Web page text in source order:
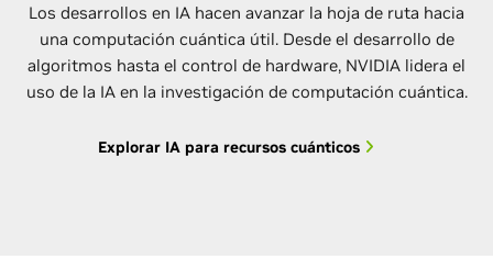
Los desarrollos en IA hacen avanzar la hoja de ruta hacia
una computación cuántica útil. Desde el desarrollo de
algoritmos hasta el control de hardware, NVIDIA lidera el
uso de la IA en la investigación de computación cuántica.
Explorar IA para recursos cuánticos